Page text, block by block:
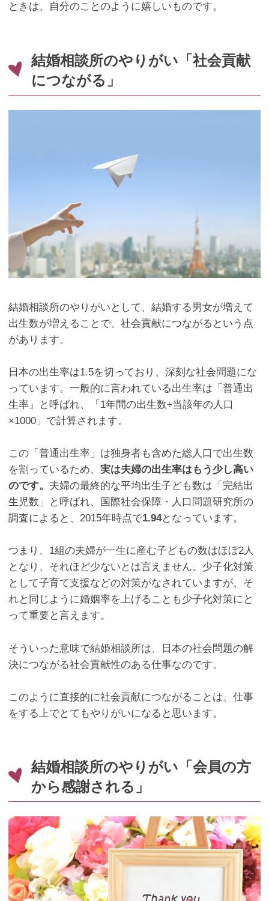
ときは、自分のことのように嬉しいものです。
結婚相談所のやりがい「社会貢献
につながる」
結婚相談所のやりがいとして、結婚する男女が増えて
出生数が増えることで、社会貢献につながるという点
があります。
日本の出生率は1.5を切っており、深刻な社会問題にな
っています。一般的に言われている出生率は「普通出
生率」と呼ばれ、「 1年間の出生数÷当該年の人口
×1000 」で計算されます。
この「普通出生率」は独身者も含めた総人口で出生数
を割っているため、 実は夫婦の出生率はもう少し高い
のです。 夫婦の最終的な平均出生子ども数は「完結出
生児数」と呼ばれ、国際社会保障・人口問題研究所の
調査によると、 2015年時点で1.94となっています。
つまり、 1組の夫婦が一生に産む子どもの数はほぼ2人
となり、それほど少ないとは言えません。少子化対策
として子育て支援などの対策がなされていますが、そ
れと同じように婚姻率を上げることも少子化対策にと
って重要と言えます。
そういった意味で結婚相談所は、日本の社会問題の解
決につながる社会貢献性のある仕事なのです。
このように直接的に社会貢献につながることは、仕事
をする上でとてもやりがいになると思います。
結婚相談所のやりがい「会員の方
から感謝される」